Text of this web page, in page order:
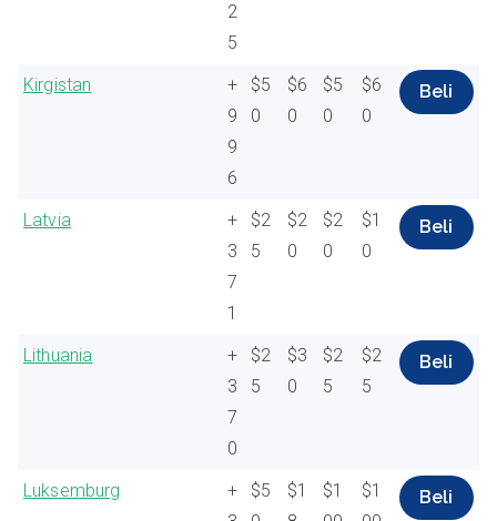
2
5
Kirgistan
+
9
9
6
$5
0
$6
0
$5
0
$6
0
Beli
Latvia
+
3
7
1
$2
5
$2
0
$2
0
$1
0
Beli
Lithuania
+
3
7
0
$2
5
$3
0
$2
5
$2
5
Beli
Luksemburg
+
$5
$1
$1
$1
Beli